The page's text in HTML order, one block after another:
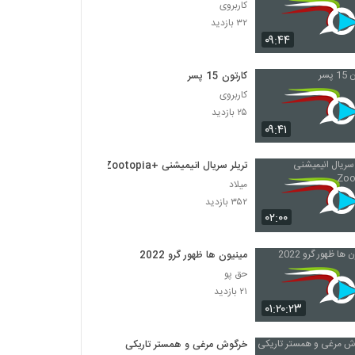
۰۹:۴۴
کاربروی
۳۲ بازدید
۰۹:۴۱
کارتون 15 پسر
کاربروی
۲۵ بازدید
۰۲:۰۰
تریلر سریال انیمیشنی +Zootopia
میلاد
۳۵۲ بازدید
۰۱:۲۰:۲۳
مینیون ها ظهور گرو 2022
حق پو
۲۱ بازدید
خرگوش مرغی و همستر تاریکی